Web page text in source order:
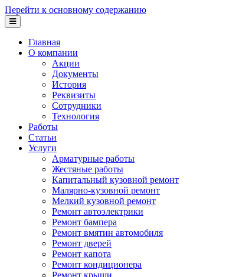
Перейти к основному содержанию
Главная
О компании
Акции
Документы
История
Реквизиты
Сотрудники
Технология
Работы
Статьи
Услуги
Арматурные работы
Жестяные работы
Капитальный кузовной ремонт
Малярно-кузовной ремонт
Мелкий кузовной ремонт
Ремонт автоэлектрики
Ремонт бампера
Ремонт вмятин автомобиля
Ремонт дверей
Ремонт капота
Ремонт кондиционера
Ремонт крыши